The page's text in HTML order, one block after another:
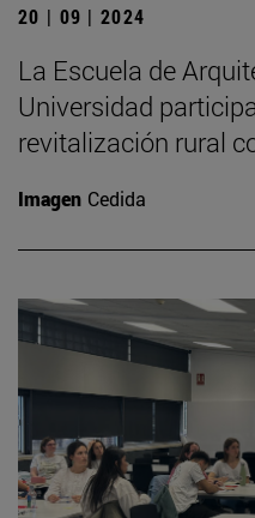
20 | 09 | 2024
La Escuela de
Universidad
revitalización rural
Imagen Cedida